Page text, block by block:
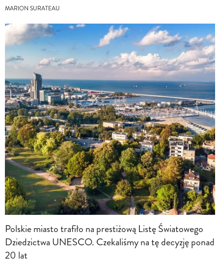
MARION SURATEAU
Polskie miasto trafiło na prestiżową Listę Światowego
Dziedzictwa UNESCO. Czekaliśmy na tę decyzję ponad
20 lat